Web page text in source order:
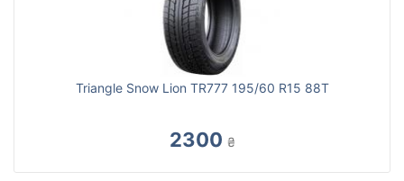
Triangle Snow Lion TR777 195/60 R15 88T
2300 ₴